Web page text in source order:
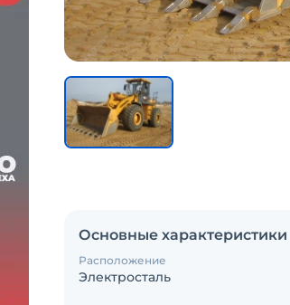
Основные характеристики
Расположение
Электросталь